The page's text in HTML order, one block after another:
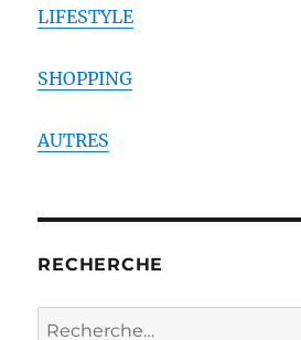
LIFESTYLE
SHOPPING
AUTRES
RECHERCHE
Recherche